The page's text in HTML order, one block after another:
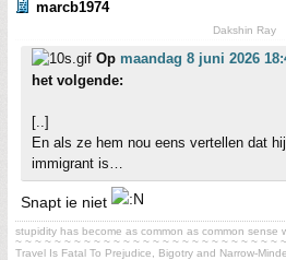
marcb1974
Dakshin Ray
Op maandag 8 juni 2026
het volgende:
[..]
En als ze hem nou eens vertellen dat
immigrant is…
Snapt ie niet
stupidity has become as common as common sense
~ ~ ~ ~ ~ ~ ~ ~ ~ ~ ~ ~ ~ ~ ~ ~ ~ ~ ~ ~ ~ ~ ~ ~ ~ ~ ~
Travel Is Fatal To Prejudice, Bigotry and Narrow-